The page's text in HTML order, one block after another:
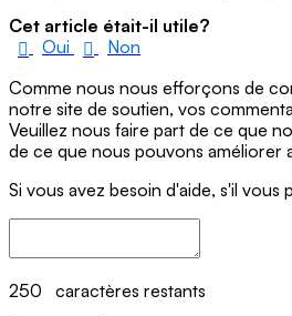
Cet article était-il utile?
Oui
Non
Comme nous nous efforçons de
notre site de soutien, vos
Veuillez nous faire part de ce que
de ce que nous pouvons améliorer
Si vous avez besoin d'aide, s'il vous
250 caractères restants